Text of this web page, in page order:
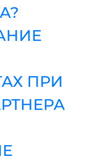
ПРИ